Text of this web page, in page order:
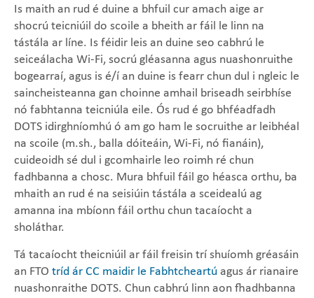
Is maith an rud é duine a bhfuil cur amach aige ar
shocrú teicniúil do scoile a bheith ar fáil le linn na
tástála ar líne. Is féidir leis an duine seo cabhrú le
seiceálacha Wi-Fi, socrú gléasanna agus nuashonruithe
bogearraí, agus is é/í an duine is fearr chun dul i ngleic le
saincheisteanna gan choinne amhail briseadh seirbhíse
nó fabhtanna teicniúla eile. Ós rud é go bhféadfadh
DOTS idirghníomhú ó am go ham le socruithe ar leibhéal
na scoile (m.sh., balla dóiteáin, Wi-Fi, nó fianáin),
cuideoidh sé dul i gcomhairle leo roimh ré chun
fadhbanna a chosc. Mura bhfuil fáil go héasca orthu, ba
mhaith an rud é na seisiúin tástála a sceidealú ag
amanna ina mbíonn fáil orthu chun tacaíocht a
sholáthar.
Tá tacaíocht theicniúil ar fáil freisin trí shuíomh gréasáin
an FTO tríd ár CC maidir le Fabhtcheartú agus ár rianaire
nuashonraithe DOTS. Chun cabhrú linn aon fhadhbanna